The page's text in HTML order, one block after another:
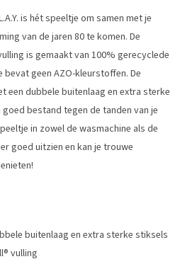
is hét speeltje om samen met je
van de jaren 80 te komen. De
is gemaakt van 100% gerecyclede
geen AZO-kleurstoffen. De
een dubbele buitenlaag en extra sterke
bestand tegen de tanden van je
in zowel de wasmachine als de
goed uitzien en kan je trouwe
buitenlaag en extra sterke stiksels
vulling